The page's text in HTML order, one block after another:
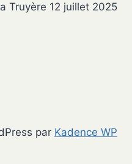
Truyère 12 juillet 2025
par Kadence WP